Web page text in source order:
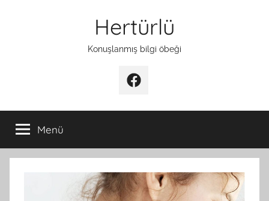
Hertürlü
Konuşlanmış bilgi öbeği
Facebook
Menü